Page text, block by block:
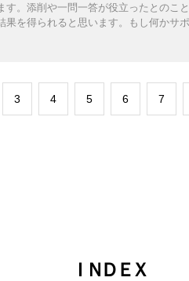
。添削や一問一答が役立ったとのこ
を得られると思います。もし何かサ
​3 ​4 ​5 ​6 ​7
ＩＮＤＥＸ